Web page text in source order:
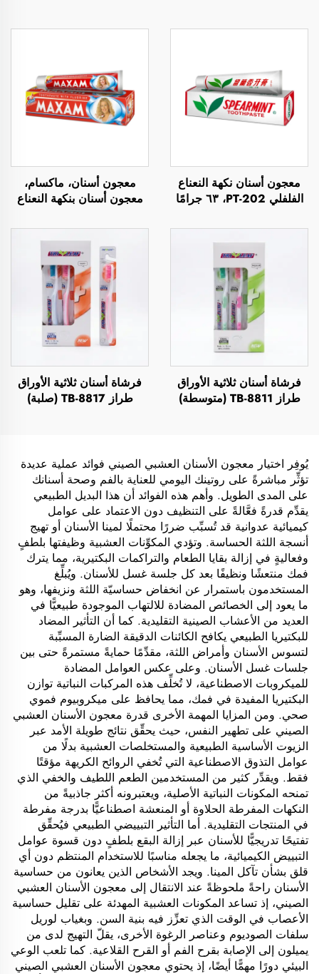
معجون أسنان نكهة النعناع
الفلفلي PT-202، ٦٣ جرامًا
معجون أسنان، ماكسام،
معجون أسنان بنكهة النعناع
فرشاة أسنان ثلاثية الأوراق
طراز TB-8811 (متوسطة)
فرشاة أسنان ثلاثية الأوراق
طراز TB-8817 (صلبة)
يُوفِر اختيار معجون الأسنان العشبي الصيني فوائد عملية عديدة
تؤثِّر مباشرةً على روتينك اليومي للعناية بالفم وصحة أسنانك
على المدى الطويل. وأهم هذه الفوائد أن هذا البديل الطبيعي
يقدِّم قدرةً فعَّالةً على التنظيف دون الاعتماد على عوامل
كيميائية عدوانية قد تُسبِّب ضررًا محتملًا لمينا الأسنان أو تهيج
أنسجة اللثة الحساسة. وتؤدي المكوِّنات العشبية وظيفتها بلطفٍ
وفعاليةٍ في إزالة بقايا الطعام والتراكمات البكتيرية، مما يترك
فمك منتعشًا ونظيفًا بعد كل جلسة غسل للأسنان. ويُبلِّغ
المستخدمون باستمرار عن انخفاض حساسيّة اللثة ونزيفها، وهو
ما يعود إلى الخصائص المضادة للالتهاب الموجودة طبيعيًّا في
العديد من الأعشاب الصينية التقليدية. كما أن التأثير المضاد
للبكتيريا الطبيعي يكافح الكائنات الدقيقة الضارة المسبِّبة
لتسوس الأسنان وأمراض اللثة، مقدِّمًا حمايةً مستمرةً حتى بين
جلسات غسل الأسنان. وعلى عكس العوامل المضادة
للميكروبات الاصطناعية، لا تُخلِّف هذه المركبات النباتية توازن
البكتيريا المفيدة في فمك، مما يحافظ على ميكروبيوم فموي
صحي. ومن المزايا المهمة الأخرى قدرة معجون الأسنان العشبي
الصيني على تطهير النفس، حيث يحقِّق نتائج طويلة الأمد عبر
الزيوت الأساسية الطبيعية والمستخلصات العشبية بدلًا من
عوامل التذوق الاصطناعية التي تُخفي الروائح الكريهة مؤقتًا
فقط. ويقدِّر كثير من المستخدمين الطعم اللطيف والخفي الذي
تمنحه المكونات النباتية الأصلية، ويعتبرونه أكثر جاذبيةً من
النكهات المفرطة الحلاوة أو المنعشة اصطناعيًّا بدرجة مفرطة
في المنتجات التقليدية. أما التأثير التبييضي الطبيعي فيُحقِّق
تفتيحًا تدريجيًّا للأسنان عبر إزالة البقع بلطفٍ دون قسوة عوامل
التبييض الكيميائية، ما يجعله مناسبًا للاستخدام المنتظم دون أي
قلق بشأن تآكل المينا. ويجد الأشخاص الذين يعانون من حساسية
الأسنان راحةً ملحوظةً عند الانتقال إلى معجون الأسنان العشبي
الصيني، إذ تساعد المكونات العشبية المهدئة على تقليل حساسية
الأعصاب في الوقت الذي تعزِّز فيه بنية السن. وبغياب لوريل
سلفات الصوديوم وعناصر الرغوة الأخرى، يقلّ التهيج لدى من
يميلون إلى الإصابة بقرح الفم أو القرح القلاعية. كما تلعب الوعي
البيئي دورًا مهمًّا أيضًا، إذ يحتوي معجون الأسنان العشبي الصيني